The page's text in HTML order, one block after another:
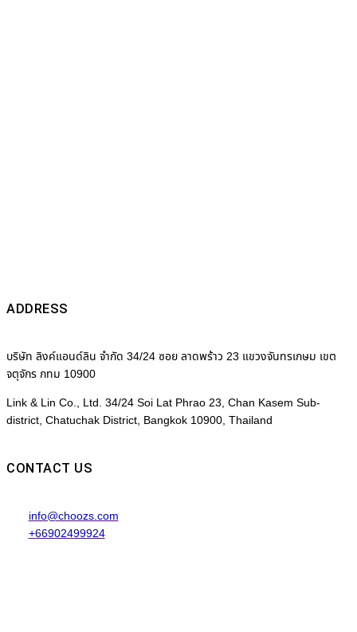
ADDRESS
บริษัท ลิงค์แอนด์ลิน จำกัด 34/24 ซอย ลาดพร้าว 23 แขวงจันทรเกษม เขต
จตุจักร กทม 10900
Link & Lin Co., Ltd. 34/24 Soi Lat Phrao 23, Chan Kasem Sub-
district, Chatuchak District, Bangkok 10900, Thailand
CONTACT US
info@choozs.com
+66902499924